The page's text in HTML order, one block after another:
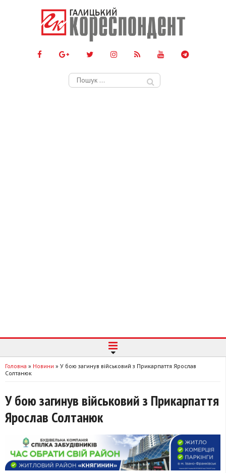
Пошук:
Головна » Новини » У бою загинув військовий з Прикарпаття Ярослав
Солтанюк
У бою загинув військовий з Прикарпаття
Ярослав Солтанюк